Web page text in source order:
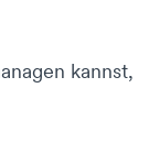
kannst,